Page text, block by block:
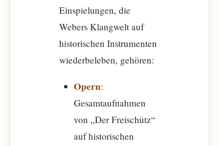
Einspielungen, die
Webers Klangwelt auf
historischen Instrumenten
wiederbeleben, gehören:
Opern:
Gesamtaufnahmen
von „Der Freischütz“
auf historischen